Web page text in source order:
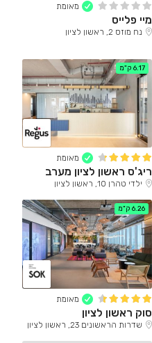
מאומת
מיי פלייס
נח מוזס 2, ראשון לציון
מאומת
6.17 ק"מ
ריג'ס ראשון לציון מערב
ילדי טהרן 10, ראשון לציון
מאומת
6.26 ק"מ
סוק ראשון לציון
שדרות הראשונים 23, ראשון לציון